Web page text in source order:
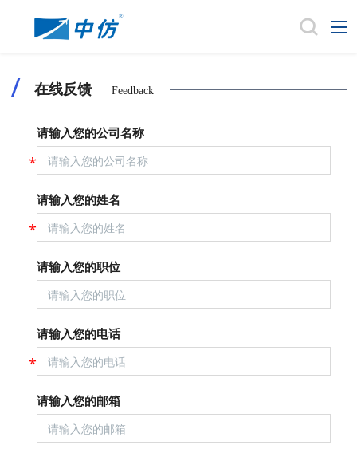
在线反馈 Feedback
请输入您的公司名称
请输入您的姓名
请输入您的职位
请输入您的电话
请输入您的邮箱